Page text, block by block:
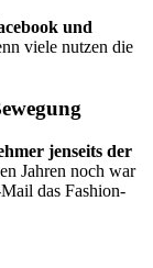
und
viele nutzen die
jenseits der
Jahren noch war
das Fashion-